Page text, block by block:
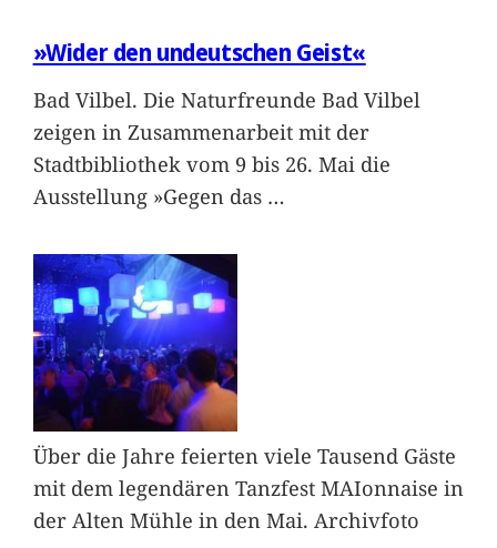
»Wider den undeutschen Geist«
Bad Vilbel. Die Naturfreunde Bad Vilbel
zeigen in Zusammenarbeit mit der
Stadtbibliothek vom 9 bis 26. Mai die
Ausstellung »Gegen das …
Über die Jahre feierten viele Tausend Gäste
mit dem legendären Tanzfest MAIonnaise in
der Alten Mühle in den Mai. Archivfoto